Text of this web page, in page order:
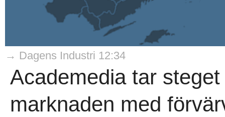
→ Dagens Industri 12:34
Academedia tar
marknaden med